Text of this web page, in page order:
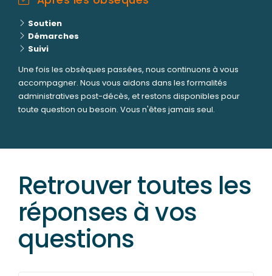
Soutien
Démarches
Suivi
Une fois les obsèques passées, nous continuons à vous
accompagner. Nous vous aidons dans les formalités
administratives post-décès, et restons disponibles pour
toute question ou besoin. Vous n'êtes jamais seul.
Retrouver toutes les
réponses à vos
questions